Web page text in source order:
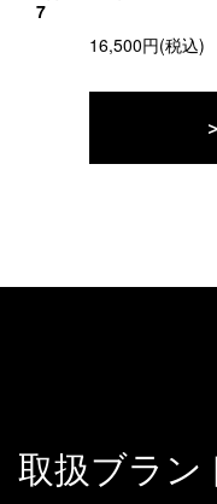
7
16,500円(税込)
取扱ブラン